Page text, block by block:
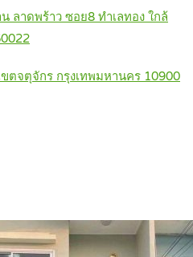
ลาดพร้าว ซอย8 ทำเลทอง ใกล้
ตจตุจักร กรุงเทพมหานคร 10900